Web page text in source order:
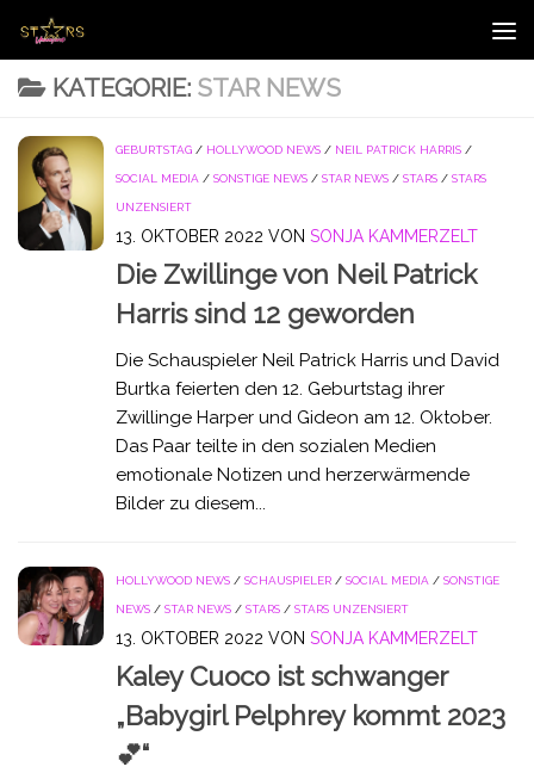
Zum Inhalt springen
KATEGORIE: STAR NEWS
GEBURTSTAG / HOLLYWOOD NEWS / NEIL PATRICK HARRIS /
SOCIAL MEDIA / SONSTIGE NEWS / STAR NEWS / STARS / STARS
UNZENSIERT
13. OKTOBER 2022 VON SONJA KAMMERZELT
Die Zwillinge von Neil Patrick
Harris sind 12 geworden
Die Schauspieler Neil Patrick Harris und David
Burtka feierten den 12. Geburtstag ihrer
Zwillinge Harper und Gideon am 12. Oktober.
Das Paar teilte in den sozialen Medien
emotionale Notizen und herzerwärmende
Bilder zu diesem...
HOLLYWOOD NEWS / SCHAUSPIELER / SOCIAL MEDIA / SONSTIGE
NEWS / STAR NEWS / STARS / STARS UNZENSIERT
13. OKTOBER 2022 VON SONJA KAMMERZELT
Kaley Cuoco ist schwanger
„Babygirl Pelphrey kommt 2023
💕“